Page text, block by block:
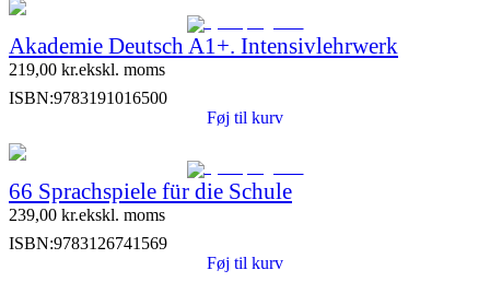
Akademie Deutsch A1+. Intensivlehrwerk
219,00 kr.ekskl. moms
ISBN:9783191016500
Føj til kurv
66 Sprachspiele für die Schule
239,00 kr.ekskl. moms
ISBN:9783126741569
Føj til kurv